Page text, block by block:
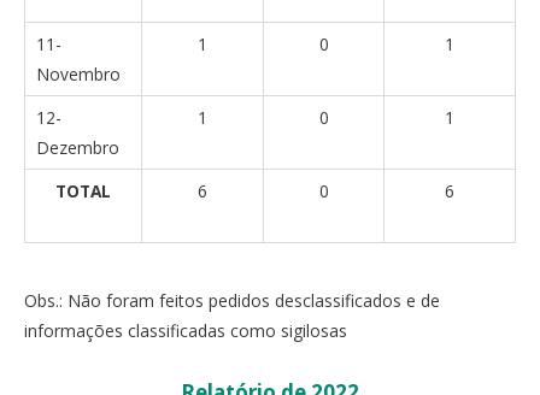
11-
Novembro
1 0 1
12-
Dezembro
1 0 1
TOTAL 6 0 6
Obs.: Não foram feitos pedidos desclassificados e de
informações classificadas como sigilosas